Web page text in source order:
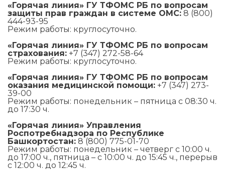
«Горячая линия» ГУ ТФОМС РБ по вопросам
защиты прав граждан в системе ОМС: 8 (800)
444-93-95
Режим работы: круглосуточно.
«Горячая линия» ГУ ТФОМС РБ по вопросам
страхования: +7 (347) 272-58-64
Режим работы: круглосуточно.
«Горячая линия» ГУ ТФОМС РБ по вопросам
оказания медицинской помощи: +7 (347) 273-
39-00
Режим работы: понедельник – пятница с 08:30 ч.
до 17:30 ч.
«Горячая линия» Управления
Роспотребнадзора по Республике
Башкортостан: 8 (800) 775-01-70
Режим работы: понедельник – четверг с 10:00 ч.
до 17:00 ч., пятница – с 10:00 ч. до 15:45 ч., перерыв
с 12:00 ч. до 12:45 ч.